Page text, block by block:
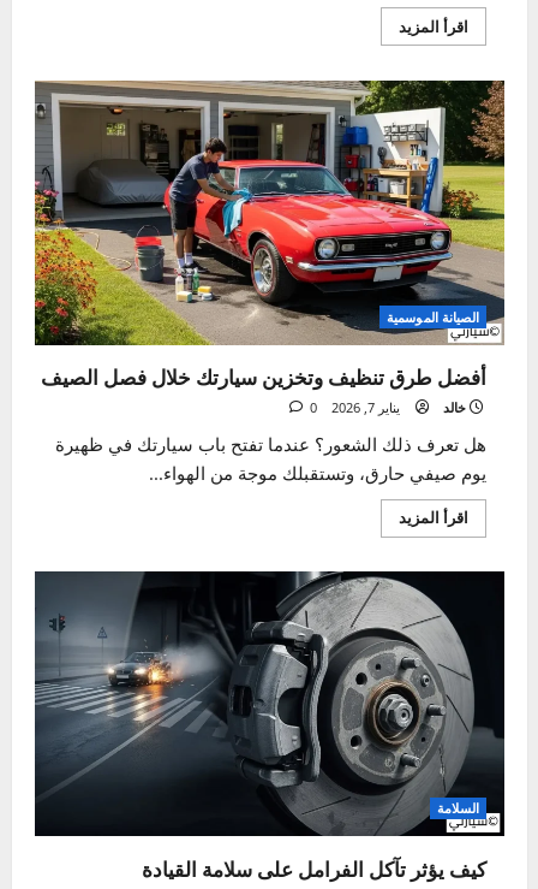
خالد يناير 9, 2026
الدخان، سيارة تنزلق برشاقة فنية حول منعطف، وصوت...
اقرأ المزيداقرأ
المزيد
عن
أضرار
الدرفت
على
السيارة
–
تأثيرات
خطيرة
يجب
معرفتها
الصيانة الموسمية
أفضل طرق تنظيف وتخزين سيارتك خلال فصل الصيف
هل تعرف ذلك الشعور؟ عندما تفتح باب سيارتك في ظهيرة
يوم صيفي حارق، وتستقبلك موجة من الهواء...
اقرأ المزيداقرأ
المزيد
عن
أفضل
طرق
تنظيف
وتخزين
سيارتك
خلال
فصل
الصيف